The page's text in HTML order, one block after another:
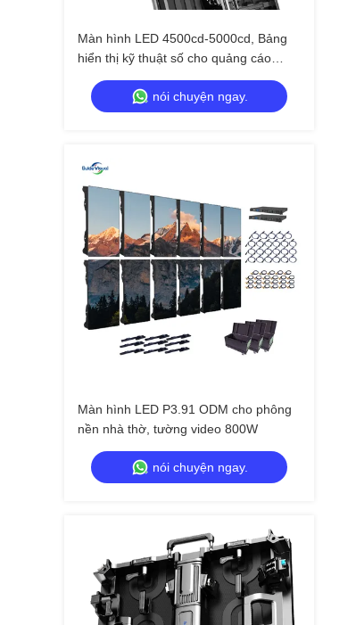
Màn hình LED 4500cd-5000cd, Bảng
hiển thị kỹ thuật số cho quảng cáo
ngoài trời
nói chuyện ngay.
Màn hình LED P3.91 ODM cho phông
nền nhà thờ, tường video 800W
nói chuyện ngay.